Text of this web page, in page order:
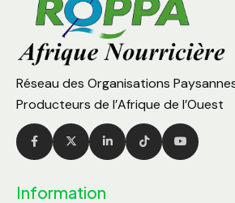
Réseau des Organisations
Producteurs de l’Afrique de l’Ouest
Information